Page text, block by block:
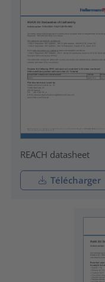
REACH datasheet
Télécharger